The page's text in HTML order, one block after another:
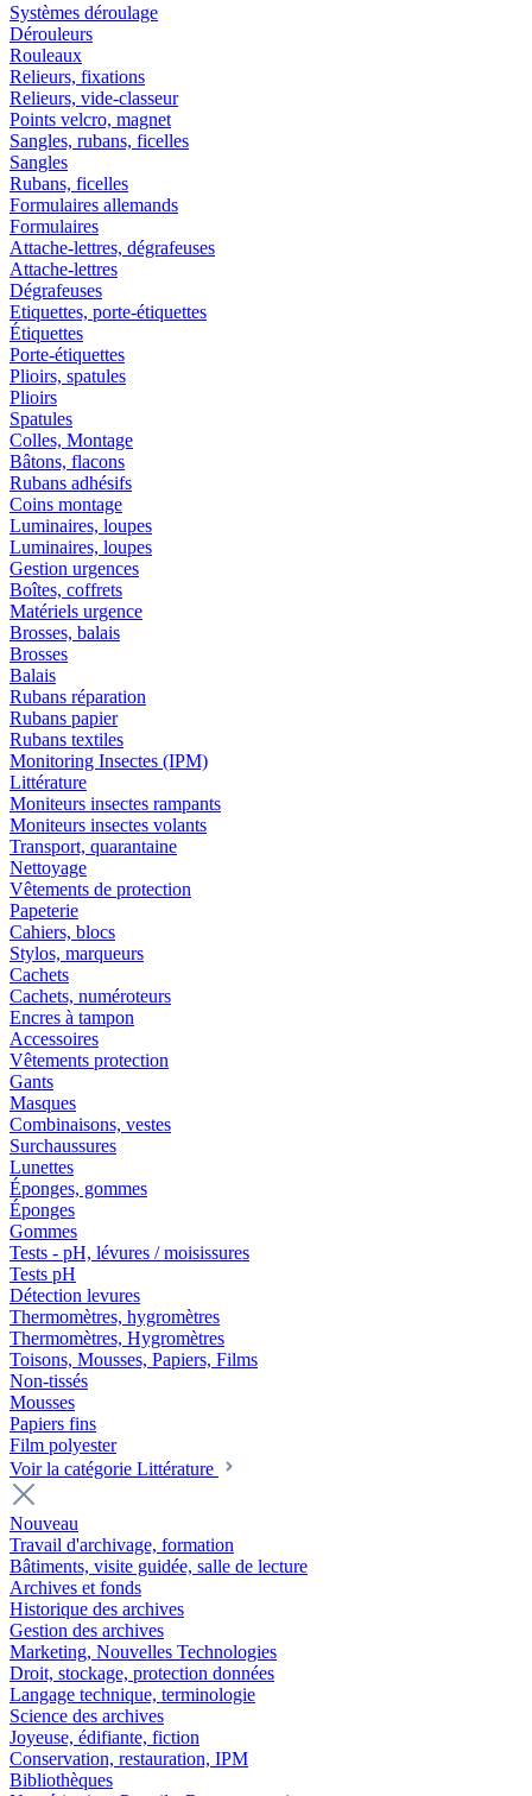
Systèmes déroulage
Dérouleurs
Rouleaux
Relieurs, fixations
Relieurs, vide-classeur
Points velcro, magnet
Sangles, rubans, ficelles
Sangles
Rubans, ficelles
Formulaires allemands
Formulaires
Attache-lettres, dégrafeuses
Attache-lettres
Dégrafeuses
Etiquettes, porte-étiquettes
Étiquettes
Porte-étiquettes
Plioirs, spatules
Plioirs
Spatules
Colles, Montage
Bâtons, flacons
Rubans adhésifs
Coins montage
Luminaires, loupes
Luminaires, loupes
Gestion urgences
Boîtes, coffrets
Matériels urgence
Brosses, balais
Brosses
Balais
Rubans réparation
Rubans papier
Rubans textiles
Monitoring Insectes (IPM)
Littérature
Moniteurs insectes rampants
Moniteurs insectes volants
Transport, quarantaine
Nettoyage
Vêtements de protection
Papeterie
Cahiers, blocs
Stylos, marqueurs
Cachets
Cachets, numéroteurs
Encres à tampon
Accessoires
Vêtements protection
Gants
Masques
Combinaisons, vestes
Surchaussures
Lunettes
Éponges, gommes
Éponges
Gommes
Tests - pH, lévures / moisissures
Tests pH
Détection levures
Thermomètres, hygromètres
Thermomètres, Hygromètres
Toisons, Mousses, Papiers, Films
Non-tissés
Mousses
Papiers fins
Film polyester
Voir la catégorie Littérature
Nouveau
Travail d'archivage, formation
Bâtiments, visite guidée, salle de lecture
Archives et fonds
Historique des archives
Gestion des archives
Marketing, Nouvelles Technologies
Droit, stockage, protection données
Langage technique, terminologie
Science des archives
Joyeuse, édifiante, fiction
Conservation, restauration, IPM
Bibliothèques